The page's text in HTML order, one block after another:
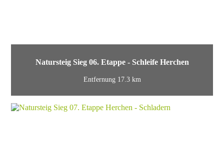
Natursteig Sieg 06. Etappe - Schleife Herchen
Entfernung 17.3 km